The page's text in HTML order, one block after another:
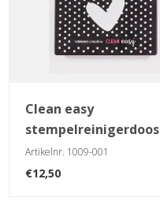
clean easy
stempelreinigerdoos
Artikelnr. 1009-001
€12,50